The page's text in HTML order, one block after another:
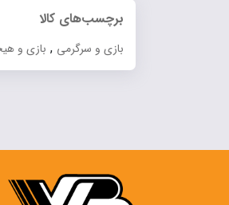
برچسب‌های کالا
بازی و سرگرمی , بازی و